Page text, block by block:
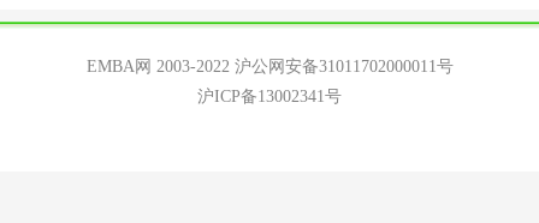
EMBA网 2003-2022 沪公网安备31011702000011号
沪ICP备13002341号